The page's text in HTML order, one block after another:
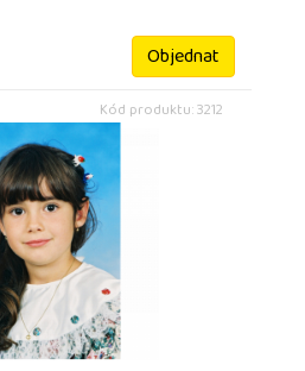
Objednat
Kód produktu: 3212